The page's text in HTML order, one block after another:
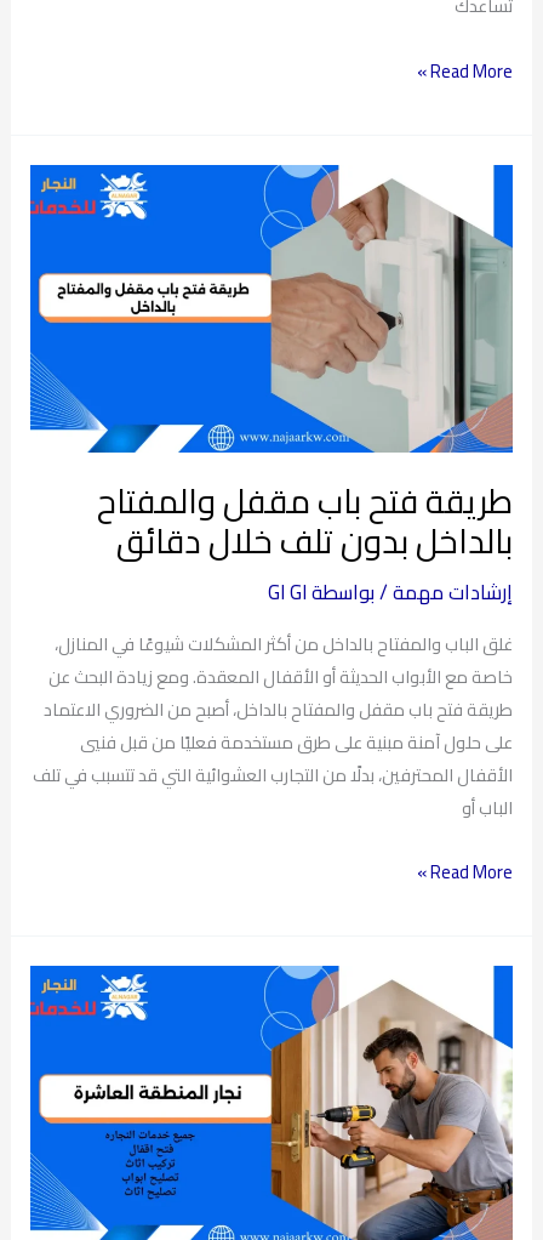
Read More »
طريقة فتح باب مقفل والمفتاح
بالداخل بدون تلف خلال دقائق
إرشادات مهمة/ بواسطةGI GI
غلق الباب والمفتاح بالداخل من أكثر المشكلات شيوعًا في المنازل،
خاصة مع الأبواب الحديثة أو الأقفال المعقدة. ومع زيادة البحث عن
طريقة فتح باب مقفل والمفتاح بالداخل، أصبح من الضروري الاعتماد
على حلول آمنة مبنية على طرق مستخدمة فعليًا من قبل فنيي
الأقفال المحترفين، بدلًا من التجارب العشوائية التي قد تتسبب في تلف
الباب أو
باب
مقفل
بالداخل
بدون
تلف
خلال
Read More »
المنطقة
العاشرة
بالكويت
|
نجار
الكويت
|